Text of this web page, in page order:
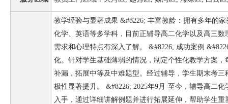
教学经验与显著成果 &#8226; 丰富教龄：拥有多年的
化学、英语等多学科，目前正辅导高二化学以及高三
需求和心理特点有深入了解。 &#8226; 成功案例
化。针对学生基础薄弱的情况，制定个性化教学方案
补漏，拓展中等及中难题型。经过辅导，学生期末考
极性显著提升。 &#8226; 2025年9月-至今，辅导高二
入手，通过详细讲解例题并进行拓展延伸，帮助学生